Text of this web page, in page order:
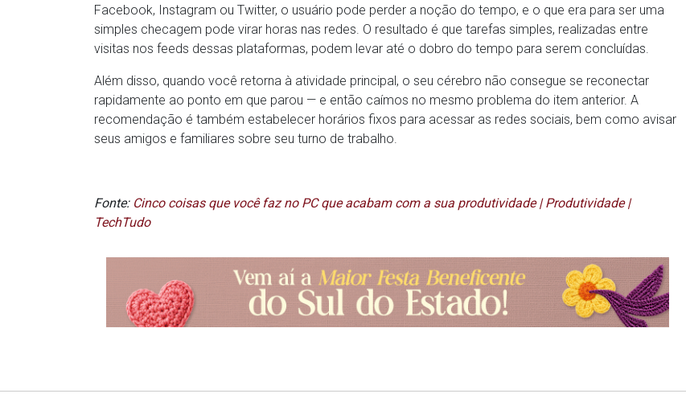
Facebook, Instagram ou Twitter, o usuário pode perder a noção do tempo, e o que era para ser uma
simples checagem pode virar horas nas redes. O resultado é que tarefas simples, realizadas entre
visitas nos feeds dessas plataformas, podem levar até o dobro do tempo para serem concluídas.
Além disso, quando você retorna à atividade principal, o seu cérebro não consegue se reconectar
rapidamente ao ponto em que parou — e então caímos no mesmo problema do item anterior. A
recomendação é também estabelecer horários fixos para acessar as redes sociais, bem como avisar
seus amigos e familiares sobre seu turno de trabalho.
Fonte: Cinco coisas que você faz no PC que acabam com a sua produtividade | Produtividade |
TechTudo